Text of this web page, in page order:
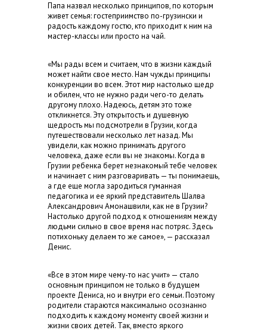
Папа назвал несколько принципов, по которым
живет семья: гостеприимство по-грузински и
радость каждому гостю, кто приходит к ним на
мастер-классы или просто на чай.
«Мы рады всем и считаем, что в жизни каждый
может найти свое место. Нам чужды принципы
конкуренции во всем. Этот мир настолько щедр
и обилен, что не нужно ради чего-то делать
другому плохо. Надеюсь, детям это тоже
откликнется. Эту открытость и душевную
щедрость мы подсмотрели в Грузии, когда
путешествовали несколько лет назад. Мы
увидели, как можно принимать другого
человека, даже если вы не знакомы. Когда в
Грузии ребенка берет незнакомый тебе человек
и начинает с ним разговаривать — ты понимаешь,
а где еще могла зародиться гуманная
педагогика и ее яркий представитель Шалва
Александрович Амонашвили, как не в Грузии?
Настолько другой подход к отношениям между
людьми сильно в свое время нас потряс. Здесь
потихоньку делаем то же самое», — рассказал
Денис.
«Все в этом мире чему-то нас учит» — стало
основным принципом не только в будущем
проекте Дениса, но и внутри его семьи. Поэтому
родители стараются максимально осознанно
подходить к каждому моменту своей жизни и
жизни своих детей. Так, вместо яркого